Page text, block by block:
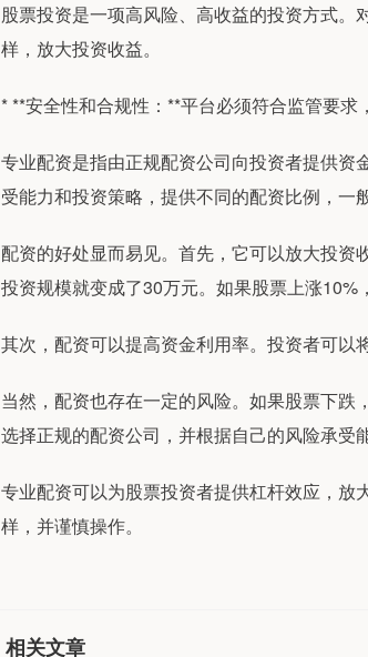
股票投资是一项高风险、高收益的投资方式
样，放大投资收益。
* **安全性和合规性：**平台必须符合监管要求
专业配资是指由正规配资公司向投资者提供
受能力和投资策略，提供不同的配资比例，一
配资的好处显而易见。首先，它可以放大投
投资规模就变成了30万元。如果股票上涨10%
其次，配资可以提高资金利用率。投资者可以
当然，配资也存在一定的风险。如果股票下
选择正规的配资公司，并根据自己的风险承受
专业配资可以为股票投资者提供杠杆效应，
样，并谨慎操作。
相关文章